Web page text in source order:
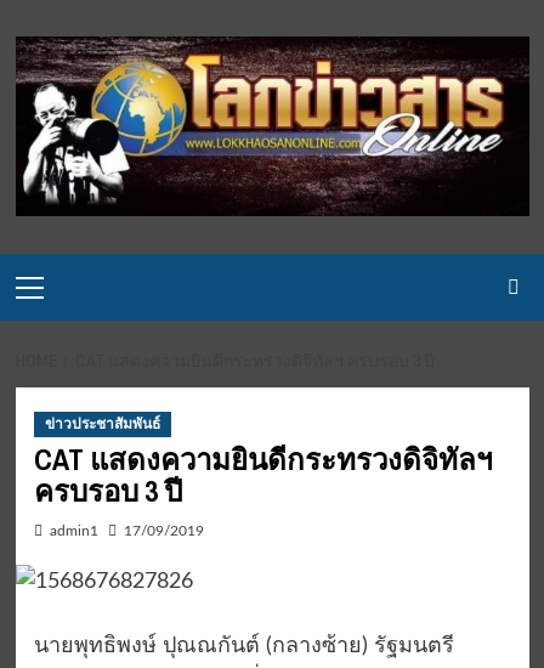
to
content
Menu
ข่าวประชาสัมพันธ์
CAT แสดงความยินดีกระทรวงดิจิทัลฯ
ครบรอบ 3 ปี
admin1 17/09/2019
นายพุทธิพงษ์ ปุณณกันต์ (กลางซ้าย) รัฐมนตรี